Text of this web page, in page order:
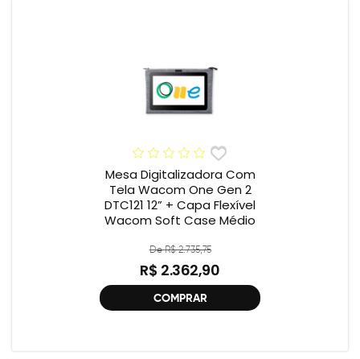
Mesa Digitalizadora Com
Tela Wacom One Gen 2
DTC121 12” + Capa Flexível
Wacom Soft Case Médio
De R$ 2.735,75
R$ 2.362,90
COMPRAR